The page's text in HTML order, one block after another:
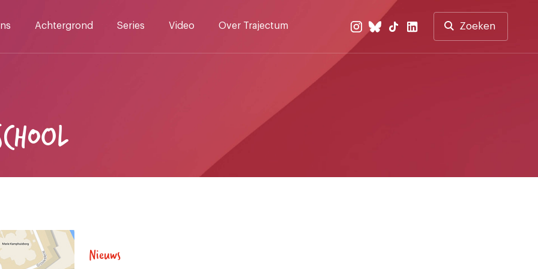
Achtergrond Series Video Over Trajectum Zoeken
Nieuws